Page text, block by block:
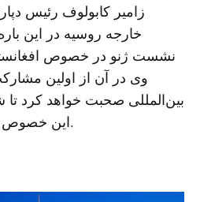
زامیر کابولوف رئیس
خارجه روسیه در این
نشست ژنو در خصوص
وی در آن از اولین
بین‌المللی صحبت خواهد کرد تا
این خصوص مورد حمایت قرار بگیرد.